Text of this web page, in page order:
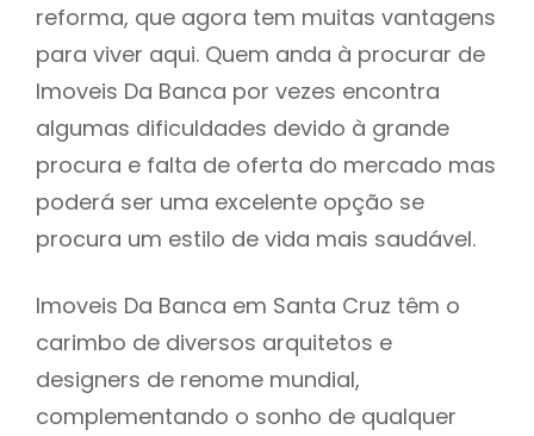
reforma, que agora tem muitas vantagens
para viver aqui. Quem anda à procurar de
Imoveis Da Banca por vezes encontra
algumas dificuldades devido à grande
procura e falta de oferta do mercado mas
poderá ser uma excelente opção se
procura um estilo de vida mais saudável.
Imoveis Da Banca em Santa Cruz têm o
carimbo de diversos arquitetos e
designers de renome mundial,
complementando o sonho de qualquer